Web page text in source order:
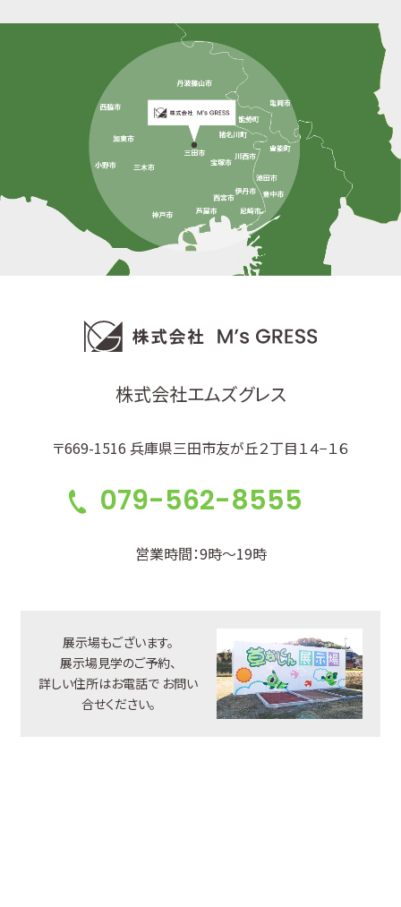
株式会社エムズグレス
〒669-1516 兵庫県三田市友が丘２丁目１４−１６
079-562-8555
営業時間：9時～19時
展示場もございます。
展示場見学のご予約、
詳しい住所はお電話で お問い
合せください。